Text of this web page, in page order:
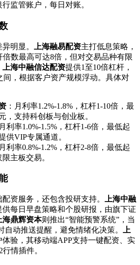
监管账户，每日对账。
明显。 上海融易配资主打低息策略，
倍数最高可达8倍，但对交易品种有限
上海中融信达配资提供1至10倍杠杆，
间，根据客户资产规模浮动。具体对
：月利率1.2%-1.8%，杠杆1-10倍，最
，支持科创板与创业板。
利率1.0%-1.5%，杠杆1-6倍，最低起
供VIP专属通道。
月利率0.8%-1.2%，杠杆2-8倍，最低起
主板交易。
资服务，还包含投研支持。
上海中融
供每日早盘策略和个股研报，由旗下证
海鼎辉资本则推出“智能预警系统”，当
自动推送提醒，避免情绪化决策。
上
体验，其移动端APP支持一键配资、实
情插件。